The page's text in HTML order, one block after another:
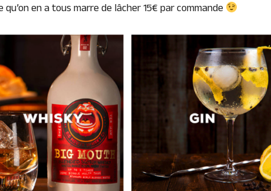
en a tous marre de lâcher 15€ par commande